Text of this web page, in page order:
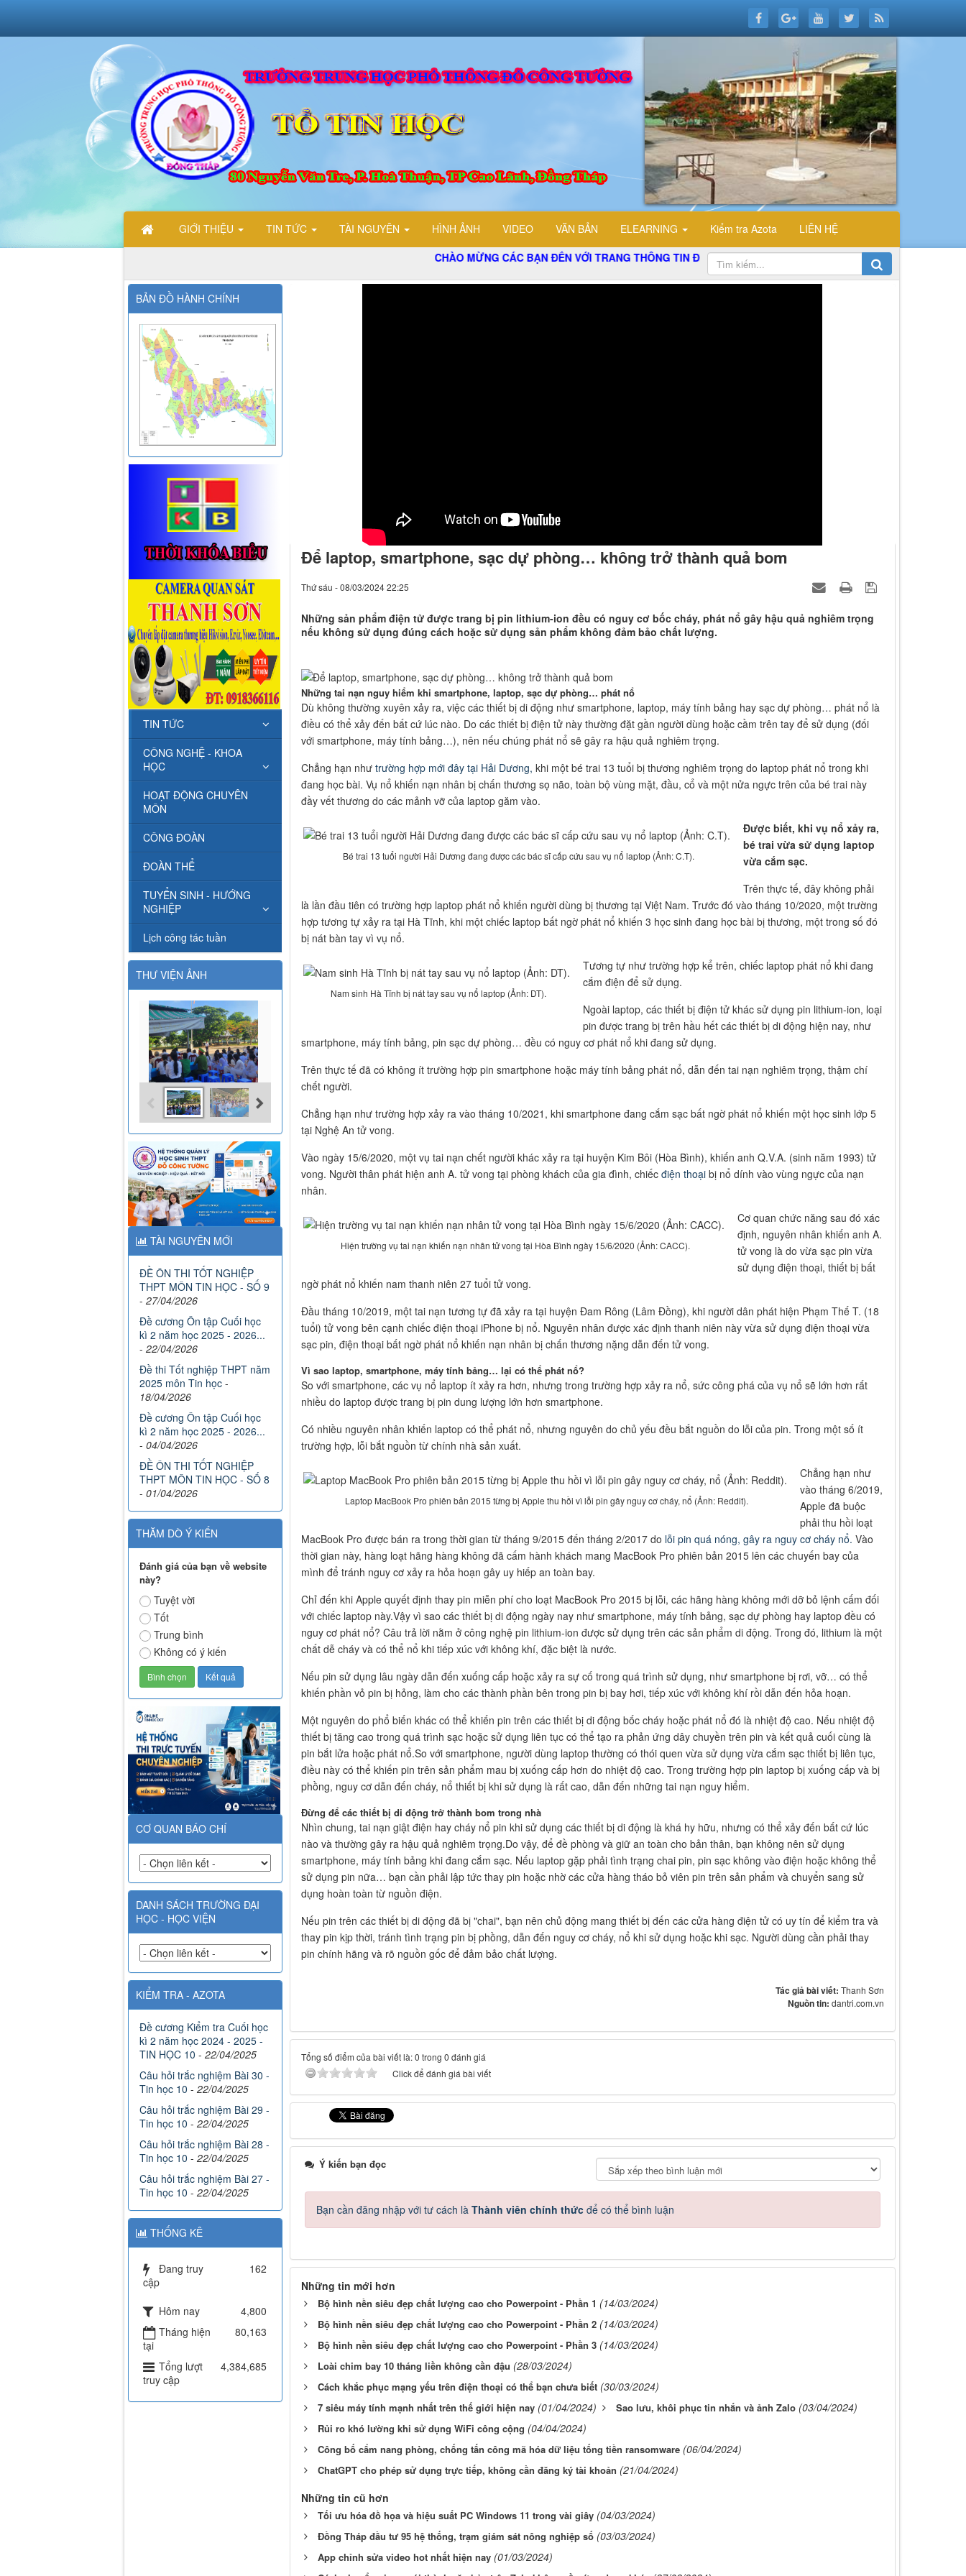
GIỚI THIỆU TIN TỨC TÀI NGUYÊN HÌNH ẢNH VIDEO VĂN BẢN ELEARNING Kiểm tra Azota
LIÊN HỆ
CHÀO MỪNG CÁC BẠN ĐẾN VỚI TRANG THÔNG TIN ĐIỆN TỬ TỔ TIN HỌC TRƯỜNG THPT ĐỖ CÔNG TƯỜNG
Để laptop, smartphone, sạc dự phòng… không trở thành quả bom
Thứ sáu - 08/03/2024 22:25
Những sản phẩm điện tử được trang bị pin lithium-ion đều có nguy cơ bốc cháy, phát nổ gây hậu quả nghiêm trọng
nếu không sử dụng đúng cách hoặc sử dụng sản phẩm không đảm bảo chất lượng.
Những tai nạn nguy hiểm khi smartphone, laptop, sạc dự phòng… phát nổ
Dù không thường xuyên xảy ra, việc các thiết bị di động như smartphone, laptop, máy tính bảng hay sạc dự phòng… phát nổ là
điều có thể xảy đến bất cứ lúc nào. Do các thiết bị điện tử này thường đặt gần người dùng hoặc cầm trên tay để sử dụng (đối
với smartphone, máy tính bảng…), nên nếu chúng phát nổ sẽ gây ra hậu quả nghiêm trọng.
Chẳng hạn như trường hợp mới đây tại Hải Dương, khi một bé trai 13 tuổi bị thương nghiêm trọng do laptop phát nổ trong khi
đang học bài. Vụ nổ khiến nạn nhân bị chấn thương sọ não, toàn bộ vùng mặt, đầu, cổ và một nửa ngực trên của bé trai này
đầy vết thương do các mảnh vỡ của laptop găm vào.
Bé trai 13 tuổi người Hải Dương đang được các bác sĩ cấp cứu sau vụ nổ laptop (Ảnh: C.T).
Được biết, khi vụ nổ xảy ra,
bé trai vừa sử dụng laptop
vừa cắm sạc.
Trên thực tế, đây không phải
là lần đầu tiên có trường hợp laptop phát nổ khiến người dùng bị thương tại Việt Nam. Trước đó vào tháng 10/2020, một trường
hợp tương tự xảy ra tại Hà Tĩnh, khi một chiếc laptop bất ngờ phát nổ khiến 3 học sinh đang học bài bị thương, một trong số đó
bị nát bàn tay vì vụ nổ.
Nam sinh Hà Tĩnh bị nát tay sau vụ nổ laptop (Ảnh: DT).
Tương tự như trường hợp kể trên, chiếc laptop phát nổ khi đang
cắm điện để sử dụng.
Ngoài laptop, các thiết bị điện tử khác sử dụng pin lithium-ion, loại
pin được trang bị trên hầu hết các thiết bị di động hiện nay, như
smartphone, máy tính bảng, pin sạc dự phòng… đều có nguy cơ phát nổ khi đang sử dụng.
Trên thực tế đã có không ít trường hợp pin smartphone hoặc máy tính bảng phát nổ, dẫn đến tai nạn nghiêm trọng, thậm chí
chết người.
Chẳng hạn như trường hợp xảy ra vào tháng 10/2021, khi smartphone đang cắm sạc bất ngờ phát nổ khiến một học sinh lớp 5
tại Nghệ An tử vong.
Vào ngày 15/6/2020, một vụ tai nạn chết người khác xảy ra tại huyện Kim Bôi (Hòa Bình), khiến anh Q.V.A. (sinh năm 1993) tử
vong. Người thân phát hiện anh A. tử vong tại phòng khách của gia đình, chiếc điện thoạibị nổ dính vào vùng ngực của nạn
nhân.
Hiện trường vụ tai nạn khiến nạn nhân tử vong tại Hòa Bình ngày 15/6/2020 (Ảnh: CACC).
Cơ quan chức năng sau đó xác
định, nguyên nhân khiến anh A.
tử vong là do vừa sạc pin vừa
sử dụng điện thoại, thiết bị bất
ngờ phát nổ khiến nam thanh niên 27 tuổi tử vong.
Đầu tháng 10/2019, một tai nạn tương tự đã xảy ra tại huyện Đam Rông (Lâm Đồng), khi người dân phát hiện Phạm Thế T. (18
tuổi) tử vong bên cạnh chiếc điện thoại iPhone bị nổ. Nguyên nhân được xác định thanh niên này vừa sử dụng điện thoại vừa
sạc pin, điện thoại bất ngờ phát nổ khiến nạn nhân bị chấn thương nặng dẫn đến tử vong.
Vì sao laptop, smartphone, máy tính bảng… lại có thể phát nổ?
So với smartphone, các vụ nổ laptop ít xảy ra hơn, nhưng trong trường hợp xảy ra nổ, sức công phá của vụ nổ sẽ lớn hơn rất
nhiều do laptop được trang bị pin dung lượng lớn hơn smartphone.
Có nhiều nguyên nhân khiến laptop có thể phát nổ, nhưng nguyên do chủ yếu đều bắt nguồn do lỗi của pin. Trong một số ít
trường hợp, lỗi bắt nguồn từ chính nhà sản xuất.
Laptop MacBook Pro phiên bản 2015 từng bị Apple thu hồi vì lỗi pin gây nguy cơ cháy, nổ (Ảnh: Reddit).
Chẳng hạn như
vào tháng 6/2019,
Apple đã buộc
phải thu hồi loạt
MacBook Pro được bán ra trong thời gian từ tháng 9/2015 đến tháng 2/2017 do lỗi pin quá nóng, gây ra nguy cơ cháy nổ. Vào
thời gian này, hàng loạt hãng hàng không đã cấm hành khách mang MacBook Pro phiên bản 2015 lên các chuyến bay của
mình để tránh nguy cơ xảy ra hỏa hoạn gây uy hiếp an toàn bay.
Chỉ đến khi Apple quyết định thay pin miễn phí cho loạt MacBook Pro 2015 bị lỗi, các hãng hàng không mới dỡ bỏ lệnh cấm đối
với chiếc laptop này.Vậy vì sao các thiết bị di động ngày nay như smartphone, máy tính bảng, sạc dự phòng hay laptop đều có
nguy cơ phát nổ? Câu trả lời nằm ở công nghệ pin lithium-ion được sử dụng trên các sản phẩm di động. Trong đó, lithium là một
chất dễ cháy và có thể nổ khi tiếp xúc với không khí, đặc biệt là nước.
Nếu pin sử dụng lâu ngày dẫn đến xuống cấp hoặc xảy ra sự cố trong quá trình sử dụng, như smartphone bị rơi, vỡ… có thể
khiến phần vỏ pin bị hỏng, làm cho các thành phần bên trong pin bị bay hơi, tiếp xúc với không khí rồi dẫn đến hỏa hoạn.
Một nguyên do phổ biến khác có thể khiến pin trên các thiết bị di động bốc cháy hoặc phát nổ đó là nhiệt độ cao. Nếu nhiệt độ
thiết bị tăng cao trong quá trình sạc hoặc sử dụng liên tục có thể tạo ra phản ứng dây chuyền trên pin và kết quả cuối cùng là
pin bắt lửa hoặc phát nổ.So với smartphone, người dùng laptop thường có thói quen vừa sử dụng vừa cắm sạc thiết bị liên tục,
điều này có thể khiến pin trên sản phẩm mau bị xuống cấp hơn do nhiệt độ cao. Trong trường hợp pin laptop bị xuống cấp và bị
phồng, nguy cơ dẫn đến cháy, nổ thiết bị khi sử dụng là rất cao, dẫn đến những tai nạn nguy hiểm.
Đừng để các thiết bị di động trở thành bom trong nhà
Nhìn chung, tai nạn giật điện hay cháy nổ pin khi sử dụng các thiết bị di động là khá hy hữu, nhưng có thể xảy đến bất cứ lúc
nào và thường gây ra hậu quả nghiêm trọng.Do vậy, để đề phòng và giữ an toàn cho bản thân, bạn không nên sử dụng
smartphone, máy tính bảng khi đang cắm sạc. Nếu laptop gặp phải tình trạng chai pin, pin sạc không vào điện hoặc không thể
sử dụng pin nữa… bạn cần phải lập tức thay pin hoặc nhờ các cửa hàng tháo bỏ viên pin trên sản phẩm và chuyển sang sử
dụng hoàn toàn từ nguồn điện.
Nếu pin trên các thiết bị di động đã bị "chai", bạn nên chủ động mang thiết bị đến các cửa hàng điện tử có uy tín để kiểm tra và
thay pin kịp thời, tránh tình trạng pin bị phồng, dẫn đến nguy cơ cháy, nổ khi sử dụng hoặc khi sạc. Người dùng cần phải thay
pin chính hãng và rõ nguồn gốc để đảm bảo chất lượng.
Tác giả bài viết: Thanh Sơn
Nguồn tin: dantri.com.vn
Tổng số điểm của bài viết là: 0 trong 0 đánh giá
Click để đánh giá bài viết
Ý kiến bạn đọc
Bạn cần đăng nhập với tư cách là Thành viên chính thứcđể có thể bình luận
Những tin mới hơn
Bộ hình nền siêu đẹp chất lượng cao cho Powerpoint - Phần 1 (14/03/2024)
Bộ hình nền siêu đẹp chất lượng cao cho Powerpoint - Phần 2 (14/03/2024)
Bộ hình nền siêu đẹp chất lượng cao cho Powerpoint - Phần 3 (14/03/2024)
Loài chim bay 10 tháng liền không cần đậu (28/03/2024)
Cách khắc phục mạng yếu trên điện thoại có thể bạn chưa biết (30/03/2024)
7 siêu máy tính mạnh nhất trên thế giới hiện nay (01/04/2024) Sao lưu, khôi phục tin nhắn và ảnh Zalo (03/04/2024)
Rủi ro khó lường khi sử dụng WiFi công cộng (04/04/2024)
Công bố cẩm nang phòng, chống tấn công mã hóa dữ liệu tống tiền ransomware (06/04/2024)
ChatGPT cho phép sử dụng trực tiếp, không cần đăng ký tài khoản (21/04/2024)
Những tin cũ hơn
Tối ưu hóa đồ họa và hiệu suất PC Windows 11 trong vài giây (04/03/2024)
Đồng Tháp đầu tư 95 hệ thống, trạm giám sát nông nghiệp số (03/03/2024)
App chỉnh sửa video hot nhất hiện nay (01/03/2024)
BẢN ĐỒ HÀNH CHÍNH
TIN TỨC
CÔNG NGHỆ - KHOA
HỌC
HOẠT ĐỘNG CHUYÊN
MÔN
CÔNG ĐOÀN
ĐOÀN THỂ
TUYỂN SINH - HƯỚNG
NGHIỆP
Lịch công tác tuần
THƯ VIỆN ẢNH
TÀI NGUYÊN MỚI
ĐỀ ÔN THI TỐT NGHIỆP
THPT MÔN TIN HỌC - SỐ 9
- 27/04/2026
Đề cương Ôn tập Cuối học
kì 2 năm học 2025 - 2026...
- 22/04/2026
Đề thi Tốt nghiệp THPT năm
2025 môn Tin học -
18/04/2026
Đề cương Ôn tập Cuối học
kì 2 năm học 2025 - 2026...
- 04/04/2026
ĐỀ ÔN THI TỐT NGHIỆP
THPT MÔN TIN HỌC - SỐ 8
- 01/04/2026
THĂM DÒ Ý KIẾN
Đánh giá của bạn về website
này?
Tuyệt vời
Tốt
Trung bình
Không có ý kiến
CƠ QUAN BÁO CHÍ
DANH SÁCH TRƯỜNG ĐẠI
HỌC - HỌC VIỆN
KIỂM TRA - AZOTA
Đề cương Kiểm tra Cuối học
kì 2 năm học 2024 - 2025 -
TIN HỌC 10 - 22/04/2025
Câu hỏi trắc nghiệm Bài 30 -
Tin học 10 - 22/04/2025
Câu hỏi trắc nghiệm Bài 29 -
Tin học 10 - 22/04/2025
Câu hỏi trắc nghiệm Bài 28 -
Tin học 10 - 22/04/2025
Câu hỏi trắc nghiệm Bài 27 -
Tin học 10 - 22/04/2025
THỐNG KÊ
Đang truy
cập
162
Hôm nay
4,800
Tháng hiện
tại
80,163
Tổng lượt
truy cập
4,384,685